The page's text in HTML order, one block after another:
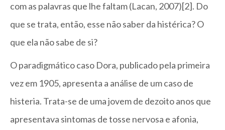
com as palavras que lhe faltam (Lacan, 2007)[2]. Do
que se trata, então, esse não saber da histérica? O
que ela não sabe de si?
O paradigmático caso Dora, publicado pela primeira
vez em 1905, apresenta a análise de um caso de
histeria. Trata-se de uma jovem de dezoito anos que
apresentava sintomas de tosse nervosa e afonia,